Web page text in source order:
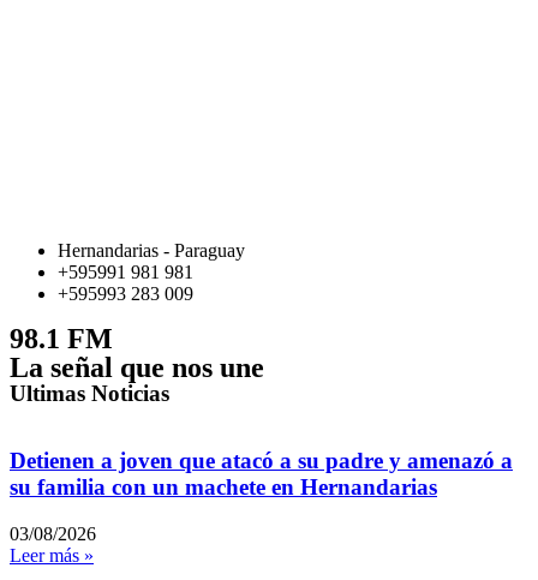
Hernandarias - Paraguay
+595991 981 981
+595993 283 009
98.1 FM
La señal que nos une
Ultimas Noticias
Detienen a joven que atacó a su padre y amenazó a
su familia con un machete en Hernandarias
03/08/2026
Leer más »